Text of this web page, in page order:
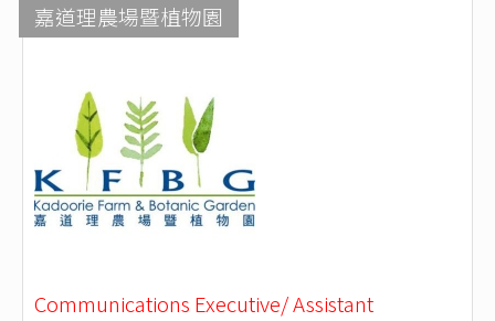
嘉道理農場暨植物園
Communications Executive/ Assistant